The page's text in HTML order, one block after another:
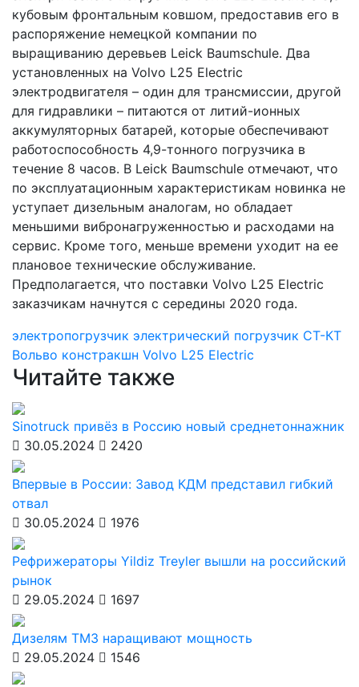
кубовым фронтальным ковшом, предоставив его в
распоряжение немецкой компании по
выращиванию деревьев Leick Baumschule. Два
установленных на Volvo L25 Electric
электродвигателя – один для трансмиссии, другой
для гидравлики – питаются от литий-ионных
аккумуляторных батарей, которые обеспечивают
работоспособность 4,9-тонного погрузчика в
течение 8 часов. В Leick Baumschule отмечают, что
по эксплуатационным характеристикам новинка не
уступает дизельным аналогам, но обладает
меньшими вибронагруженностью и расходами на
сервис. Кроме того, меньше времени уходит на ее
плановое технические обслуживание.
Предполагается, что поставки Volvo L25 Electric
заказчикам начнутся с середины 2020 года.
электропогрузчик электрический погрузчик СТ-КТ
Вольво констракшн Volvo L25 Electric
Читайте также
Sinotruck привёз в Россию новый среднетоннажник
30.05.2024
2420
Впервые в России: Завод КДМ представил гибкий
отвал
30.05.2024
1976
Рефрижераторы Yildiz Treyler вышли на российский
рынок
29.05.2024
1697
Дизелям ТМЗ наращивают мощность
29.05.2024
1546